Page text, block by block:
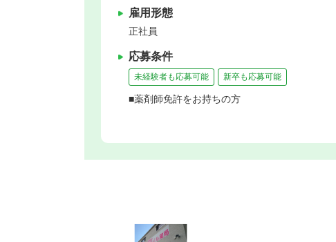
雇用形態
正社員
応募条件
未経験者も応募可能 新卒も応募可能
■薬剤師免許をお持ちの方